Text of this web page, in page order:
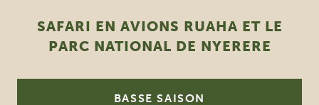
SAFARI EN AVIONS RUAHA ET LE
PARC NATIONAL DE NYERERE
BASSE SAISON